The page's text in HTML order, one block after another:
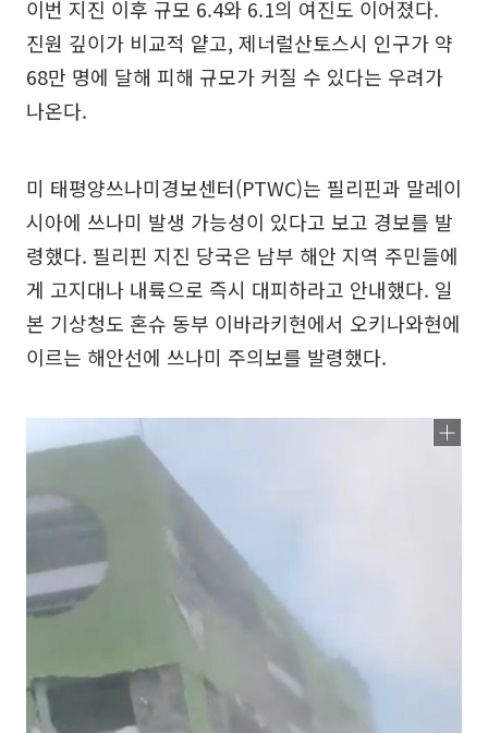
이번 지진 이후 규모 6.4와 6.1의 여진도 이어졌다.
진원 깊이가 비교적 얕고, 제너럴산토스시 인구가 약
68만 명에 달해 피해 규모가 커질 수 있다는 우려가
나온다.
미 태평양쓰나미경보센터(PTWC)는 필리핀과 말레이
시아에 쓰나미 발생 가능성이 있다고 보고 경보를 발
령했다. 필리핀 지진 당국은 남부 해안 지역 주민들에
게 고지대나 내륙으로 즉시 대피하라고 안내했다. 일
본 기상청도 혼슈 동부 이바라키현에서 오키나와현에
이르는 해안선에 쓰나미 주의보를 발령했다.